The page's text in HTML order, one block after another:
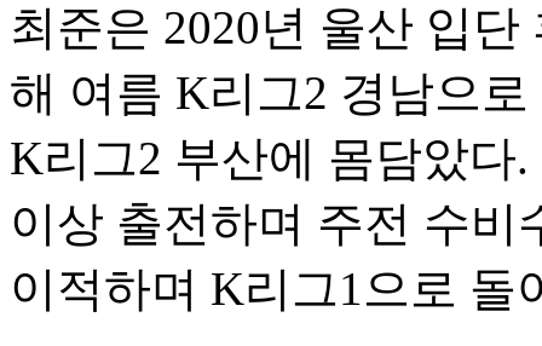
최준은 2020년 울산 입
해 여름 K리그2 경남으
K리그2 부산에 몸담았다
이상 출전하며 주전 수비
이적하며 K리그1으로 돌